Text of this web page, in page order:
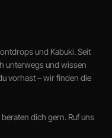
und Kabuki. Seit
unterwegs und wissen
vorhast – wir finden die
dich gern. Ruf uns